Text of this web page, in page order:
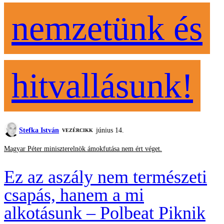
nemzetünk és
hitvallásunk!
Stefka István VEZÉRCIKK június 14.
Magyar Péter miniszterelnök ámokfutása nem ért véget.
Ez az aszály nem természeti
csapás, hanem a mi
alkotásunk – Polbeat Piknik